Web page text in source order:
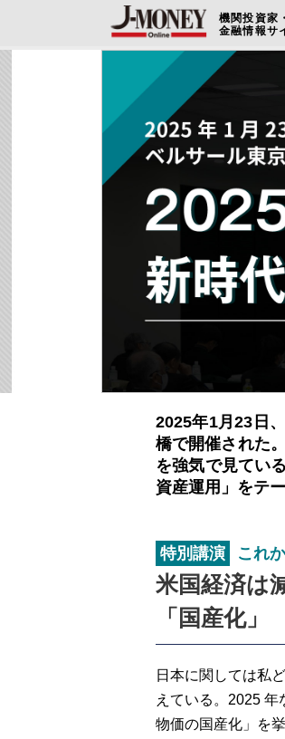
機関投資家
金融情報サ
2025年1月23日
橋で開催された
を強気で見てい
資産運用」をテ
特別講演 これ
米国経済は
「国産化」
日本に関しては私
えている。2025
物価の国産化」を